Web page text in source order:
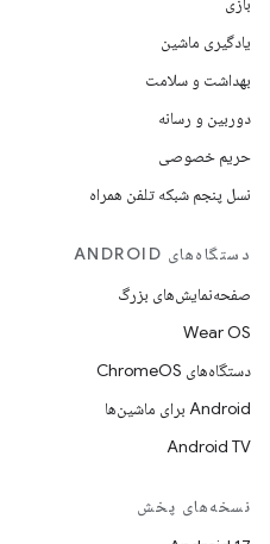
یادگیری ماشین
بهداشت و سلامت
دوربین و رسانه
حریم خصوصی
نسل پنجم شبکه تلفن همراه
دستگاه‌های ANDROID
صفحه‌نمایش‌های بزرگ
Wear OS
دستگاه‌های ChromeOS
Android برای ماشین‌ها
Android TV
نسخه‌های پخش